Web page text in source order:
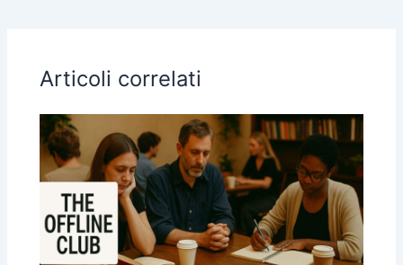
Articoli correlati